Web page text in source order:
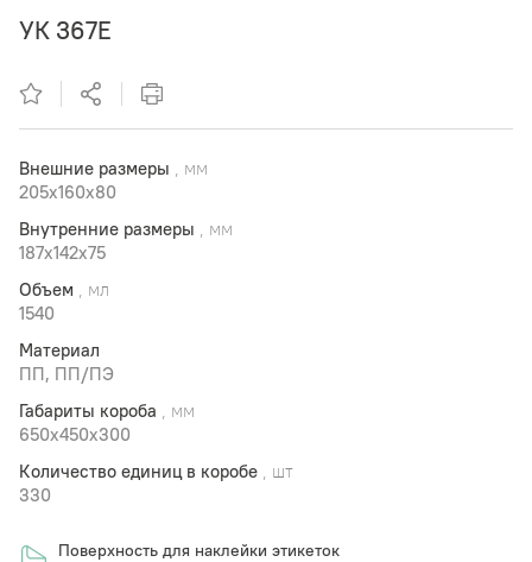
УК 367Е
Внешние размеры , мм
205x160x80
Внутренние размеры , мм
187x142x75
Объем , мл
1540
Материал
ПП, ПП/ПЭ
Габариты короба , мм
650х450х300
Количество единиц в коробе , шт
330
Поверхность для наклейки этикеток